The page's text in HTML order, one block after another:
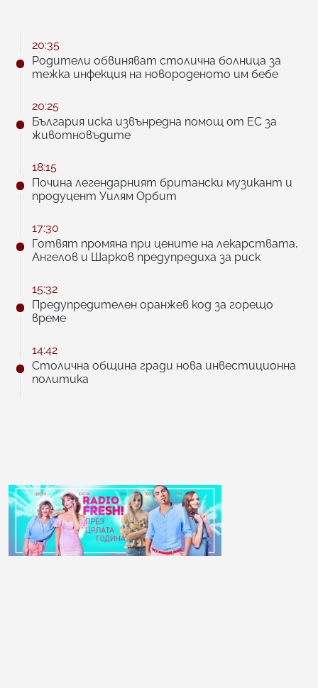
20:35
Родители обвиняват столична болница за
тежка инфекция на новороденото им бебе
20:25
България иска извънредна помощ от ЕС за
животновъдите
18:15
Почина легендарният британски музикант и
продуцент Уилям Орбит
17:30
Готвят промяна при цените на лекарствата,
Ангелов и Шарков предупредиха за риск
15:32
Предупредителен оранжев код за горещо
време
14:42
Столична община гради нова инвестиционна
политика